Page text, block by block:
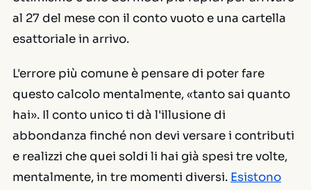
al 27 del mese con il conto vuoto e una cartella
esattoriale in arrivo.
L'errore più comune è pensare di poter fare
questo calcolo mentalmente, «tanto sai quanto
hai». Il conto unico ti dà l'illusione di
abbondanza finché non devi versare i contributi
e realizzi che quei soldi li hai già spesi tre volte,
mentalmente, in tre momenti diversi. Esistono